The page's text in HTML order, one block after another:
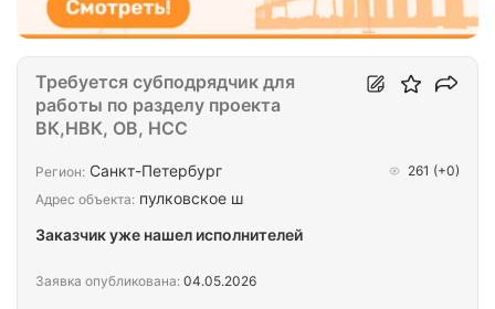
Требуется субподрядчик для
работы по разделу проекта
ВК,НВК, ОВ, НСС
Регион: Санкт-Петербург 261 (+0)
Адрес объекта: пулковское ш
Заказчик уже нашел исполнителей
Заявка опубликована: 04.05.2026